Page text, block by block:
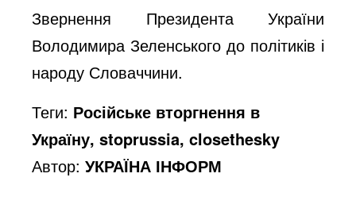
Звернення Президента України
Володимира Зеленського до політиків і
народу Словаччини.
Теги: Російське вторгнення в
Україну, stoprussia, closethesky
Автор:УКРАЇНА ІНФОРМ